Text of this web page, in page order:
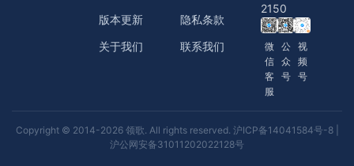
版本更新
关于我们
隐私条款
联系我们
2150
微
信
客
服
公
众
号
视
频
号
Copyright © 2014-2026 领歌. All rights reserved. 沪ICP备14041584号-8|
沪公网安备31011202022128号